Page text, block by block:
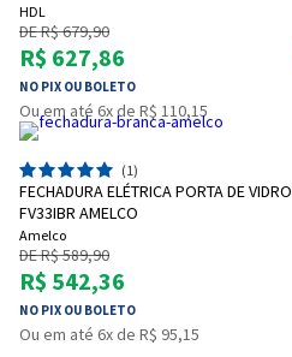
HDL
DE R$ 679,90
R$ 627,86
NO PIX OU BOLETO
Ou em até 6x de R$ 110,15
(1)
FECHADURA ELÉTRICA PORTA DE
FV33IBR AMELCO
Amelco
DE R$ 589,90
R$ 542,36
NO PIX OU BOLETO
Ou em até 6x de R$ 95,15